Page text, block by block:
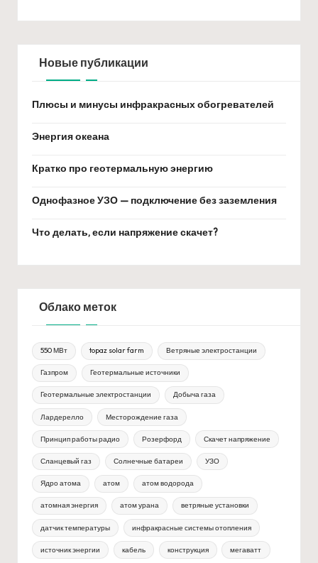
Новые публикации
Плюсы и минусы инфракрасных обогревателей
Энергия океана
Кратко про геотермальную энергию
Однофазное УЗО — подключение без заземления
Что делать, если напряжение скачет?
Облако меток
550 МВт topaz solar farm Ветряные электростанции
Газпром Геотермальные источники
Геотермальные электростанции Добыча газа
Лардерелло Месторождение газа
Принцип работы радио Розерфорд Скачет напряжение
Сланцевый газ Солнечные батареи УЗО
Ядро атома атом атом водорода
атомная энергия атом урана ветряные установки
датчик температуры инфракрасные системы отопления
источник энергии кабель конструкция мегаватт